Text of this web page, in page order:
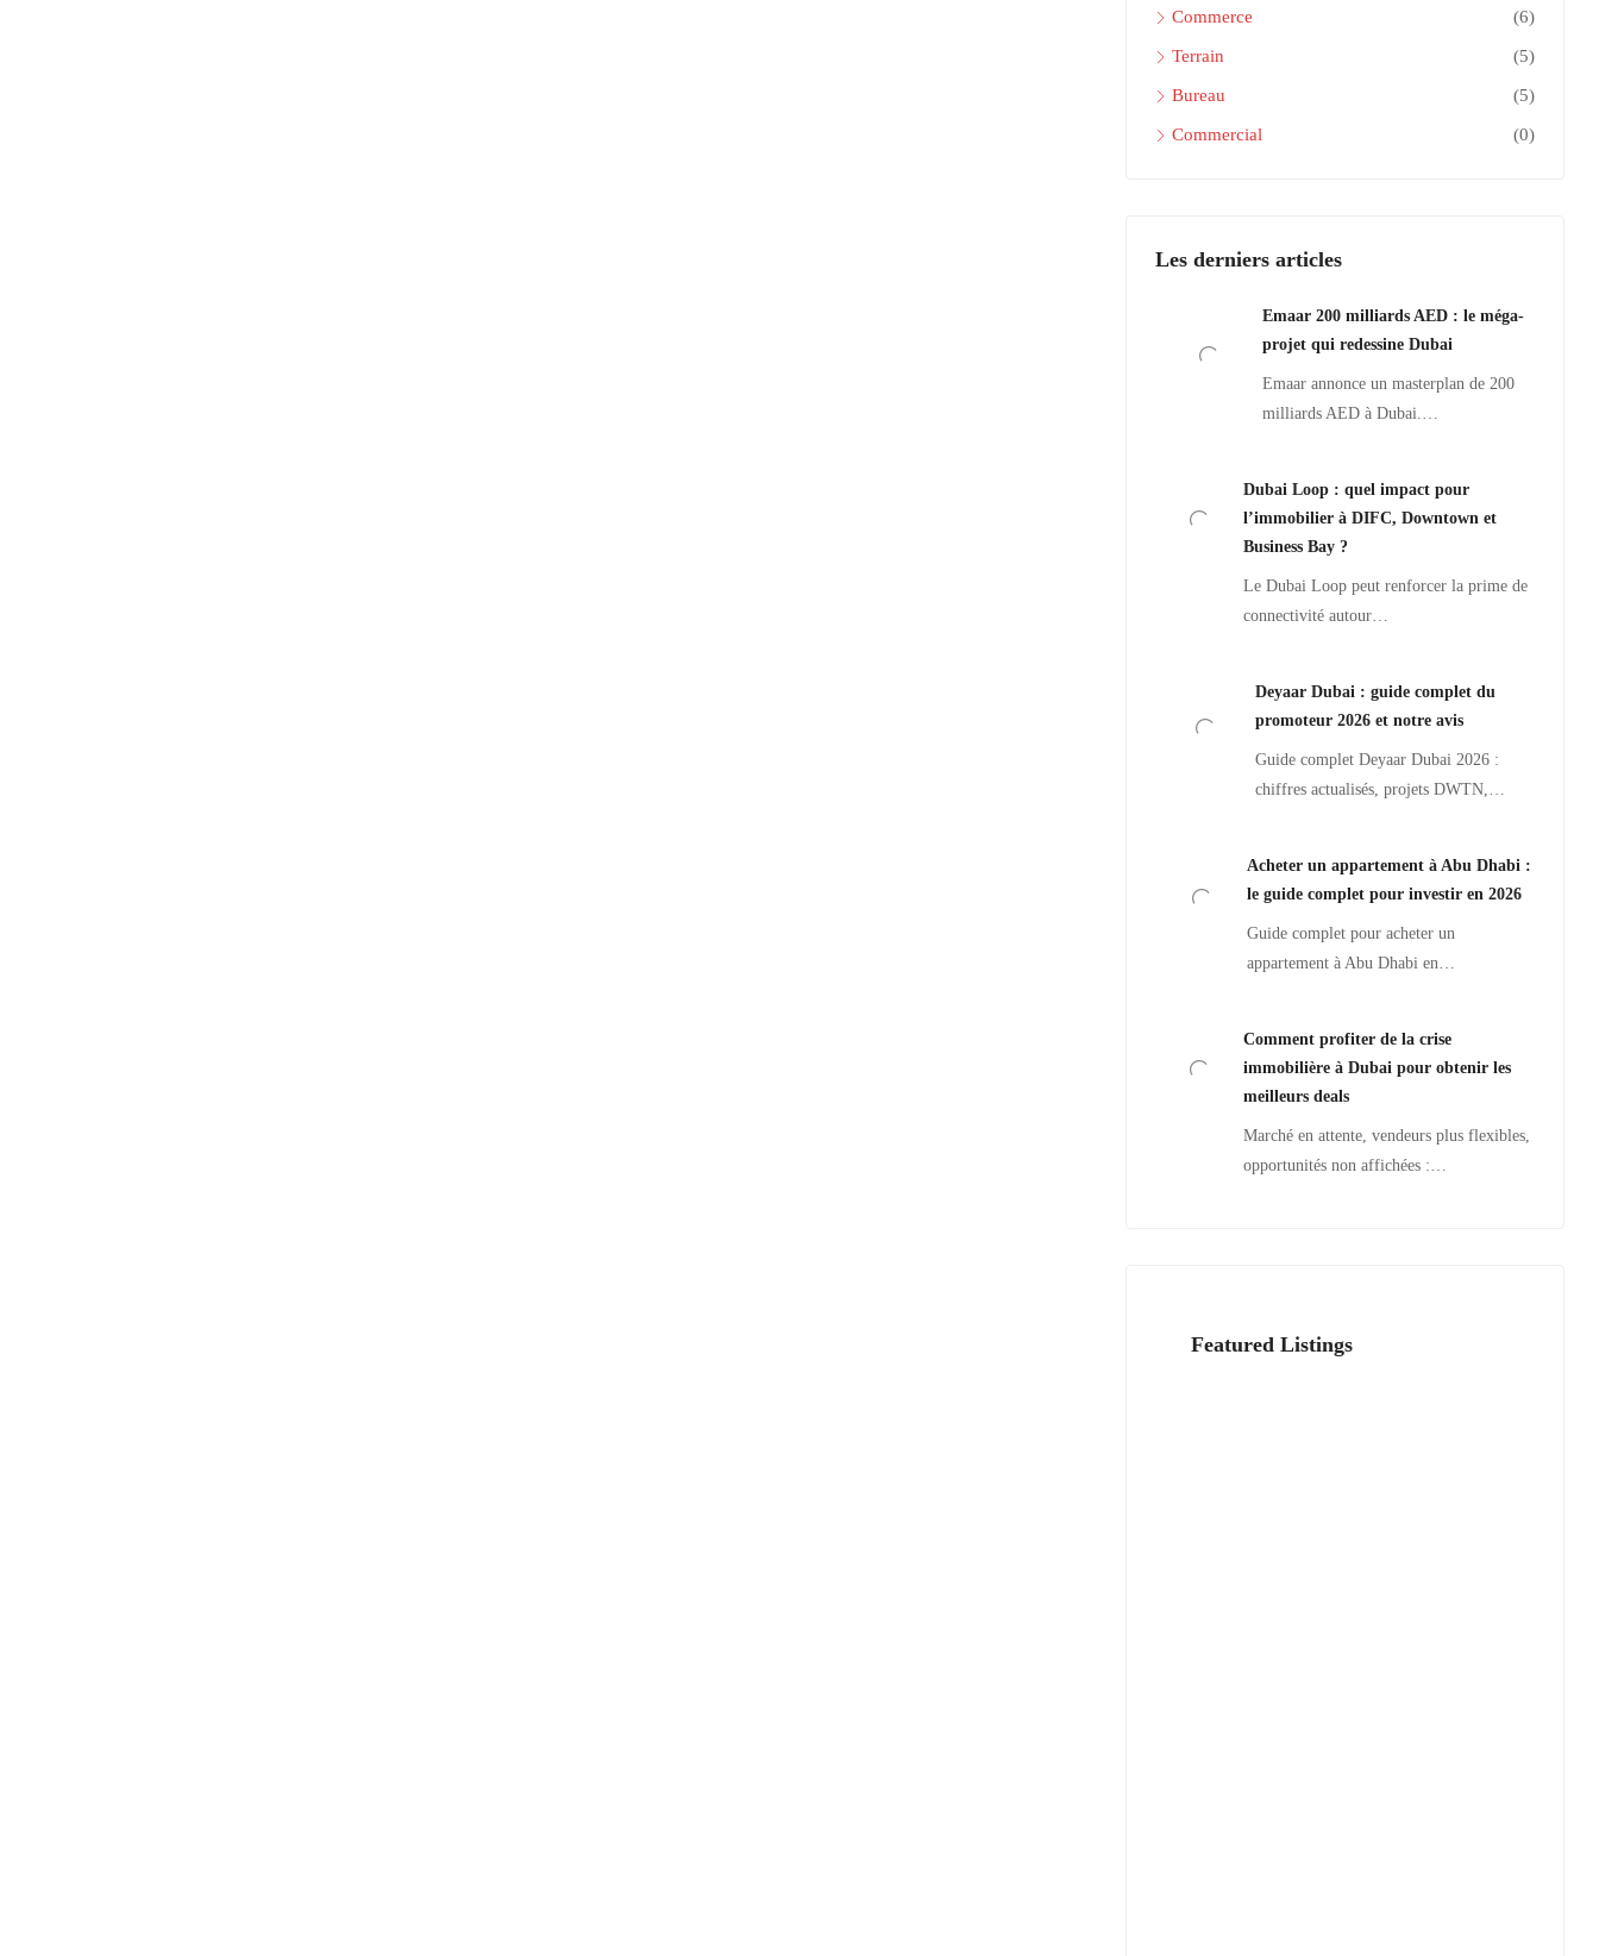
Commerce (6)
Terrain (5)
Bureau (5)
Commercial (0)
Les derniers articles
Emaar 200 milliards AED : le méga-
projet qui redessine Dubai
Emaar annonce un masterplan de 200
milliards AED à Dubai.…
Dubai Loop : quel impact pour
l’immobilier à DIFC, Downtown et
Business Bay ?
Le Dubai Loop peut renforcer la prime de
connectivité autour…
Deyaar Dubai : guide complet du
promoteur 2026 et notre avis
Guide complet Deyaar Dubai 2026 :
chiffres actualisés, projets DWTN,…
Acheter un appartement à Abu Dhabi :
le guide complet pour investir en 2026
Guide complet pour acheter un
appartement à Abu Dhabi en…
Comment profiter de la crise
immobilière à Dubai pour obtenir les
meilleurs deals
Marché en attente, vendeurs plus flexibles,
opportunités non affichées :…
Featured Listings